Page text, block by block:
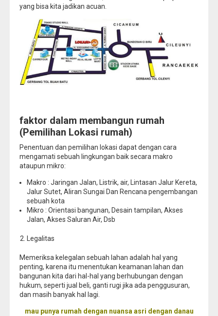
yang bisa kita jadikan acuan.
faktor dalam membangun rumah
(Pemilihan Lokasi rumah)
Penentuan dan pemilihan lokasi dapat dengan cara
mengamati sebuah lingkungan baik secara makro
ataupun mikro:
Makro : Jaringan Jalan, Listrik, air, Lintasan Jalur Kereta,
Jalur Sutet, Aliran Sungai Dan Rencana pengembangan
sebuah kota
Mikro : Orientasi bangunan, Desain tampilan, Akses
Jalan, Akses Saluran Air, Dsb
Legalitas
Memeriksa kelegalan sebuah lahan adalah hal yang
penting, karena itu menentukan keamanan lahan dan
bangunan kita dari hal-hal yang berhubungan dengan
hukum, seperti jual beli, ganti rugi jika ada penggusuran,
dan masih banyak hal lagi.
mau punya rumah dengan nuansa asri dengan danau